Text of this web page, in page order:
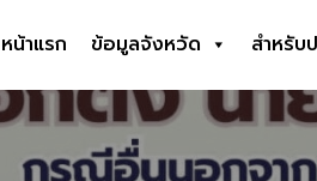
หน้าแรก ข้อมูลจังหวัด สำหรับ
Search
for: